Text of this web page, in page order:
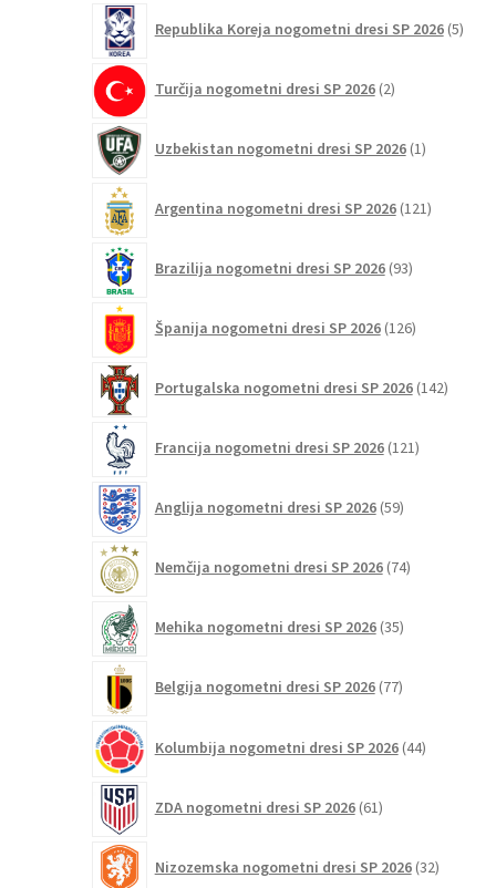
Republika Koreja nogometni dresi SP 2026 5
Turčija nogometni dresi SP 2026 2izdelka
Uzbekistan nogometni dresi SP 2026 1izdelek
Argentina nogometni dresi SP 2026 121izdelkov
Brazilija nogometni dresi SP 2026 93izdelkov
Španija nogometni dresi SP 2026 126izdelkov
Portugalska nogometni dresi SP 2026 142
Francija nogometni dresi SP 2026 121izdelkov
Anglija nogometni dresi SP 2026 59izdelkov
Nemčija nogometni dresi SP 2026 74izdelkov
Mehika nogometni dresi SP 2026 35izdelkov
Belgija nogometni dresi SP 2026 77izdelkov
Kolumbija nogometni dresi SP 2026 44izdelkov
ZDA nogometni dresi SP 2026 61izdelkov
Nizozemska nogometni dresi SP 2026 32izdelkov